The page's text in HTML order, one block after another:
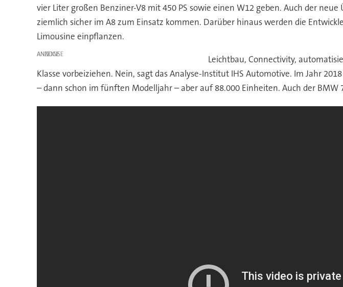
vier Liter großen Benziner-V8 mit 450 PS sowie einen W12 geben. Auch der
ziemlich sicher im A8 zum Einsatz kommen. Darüber hinaus werden die
Limousine einpflanzen.
ANZEIGE
Leichtbau, Connectivity,
Klasse vorbeiziehen. Nein, sagt das Analyse-Institut IHS Automotive. Im Jahr
– dann schon im fünften Modelljahr – aber auf 88.000 Einheiten. Auch der